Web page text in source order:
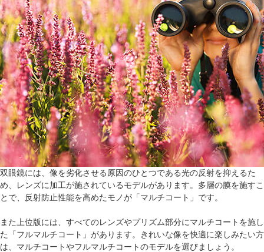
双眼鏡には、像を劣化させる原因のひとつである光の反射を抑えるた
め、レンズに加工が施されているモデルがあります。多層の膜を施すこ
とで、反射防止性能を高めたモノが「マルチコート」です。
また上位版には、すべてのレンズやプリズム部分にマルチコートを施し
た「フルマルチコート」があります。きれいな像を快適に楽しみたい方
は、マルチコートやフルマルチコートのモデルを選びましょう。